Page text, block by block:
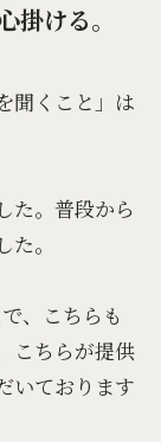
ける。
聞くこと」は
た。普段から
。
、こちらも
こちらが提供
いております